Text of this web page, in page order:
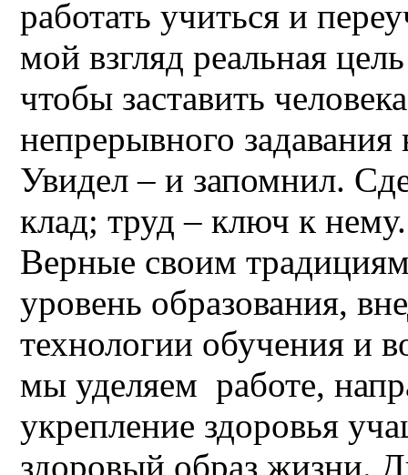
работать учиться и
мой взгляд реальная
чтобы заставить
непрерывного
Увидел – и запомнил.
клад; труд – ключ к нему.
Верные своим
уровень образования,
технологии обучения и
мы уделяем работе,
укрепление здоровья
здоровый образ жизни.